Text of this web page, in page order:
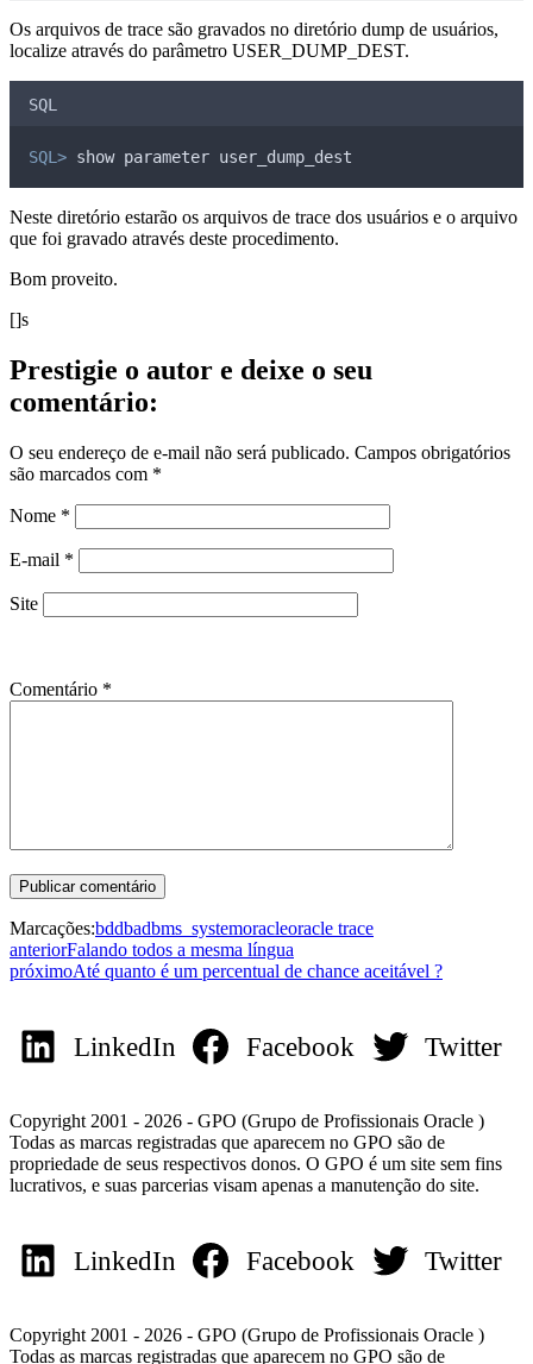
Os arquivos de trace são gravados no diretório dump de usuários,
localize através do parâmetro USER_DUMP_DEST.
SQL
SQL> show parameter user_dump_dest
Neste diretório estarão os arquivos de trace dos usuários e o arquivo
que foi gravado através deste procedimento.
Bom proveito.
[]s
Prestigie o autor e deixe o seu
comentário:
O seu endereço de e-mail não será publicado. Campos obrigatórios
são marcados com *
Nome *
E-mail *
Site
Comentário *
Marcações:bddbadbms_systemoracleoracle trace
anteriorFalando todos a mesma língua
próximoAté quanto é um percentual de chance aceitável ?
LinkedIn Facebook Twitter
Copyright 2001 - 2026 - GPO (Grupo de Profissionais Oracle )
Todas as marcas registradas que aparecem no GPO são de
propriedade de seus respectivos donos. O GPO é um site sem fins
lucrativos, e suas parcerias visam apenas a manutenção do site.
LinkedIn Facebook Twitter
Copyright 2001 - 2026 - GPO (Grupo de Profissionais Oracle )
Todas as marcas registradas que aparecem no GPO são de